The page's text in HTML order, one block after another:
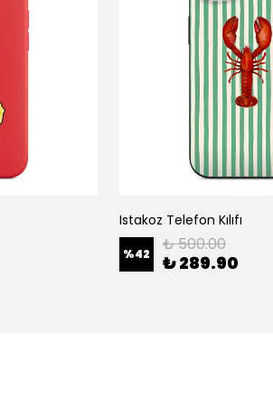
Istakoz Telefon Kılıfı
%42 ₺ 500.00
₺ 289.90